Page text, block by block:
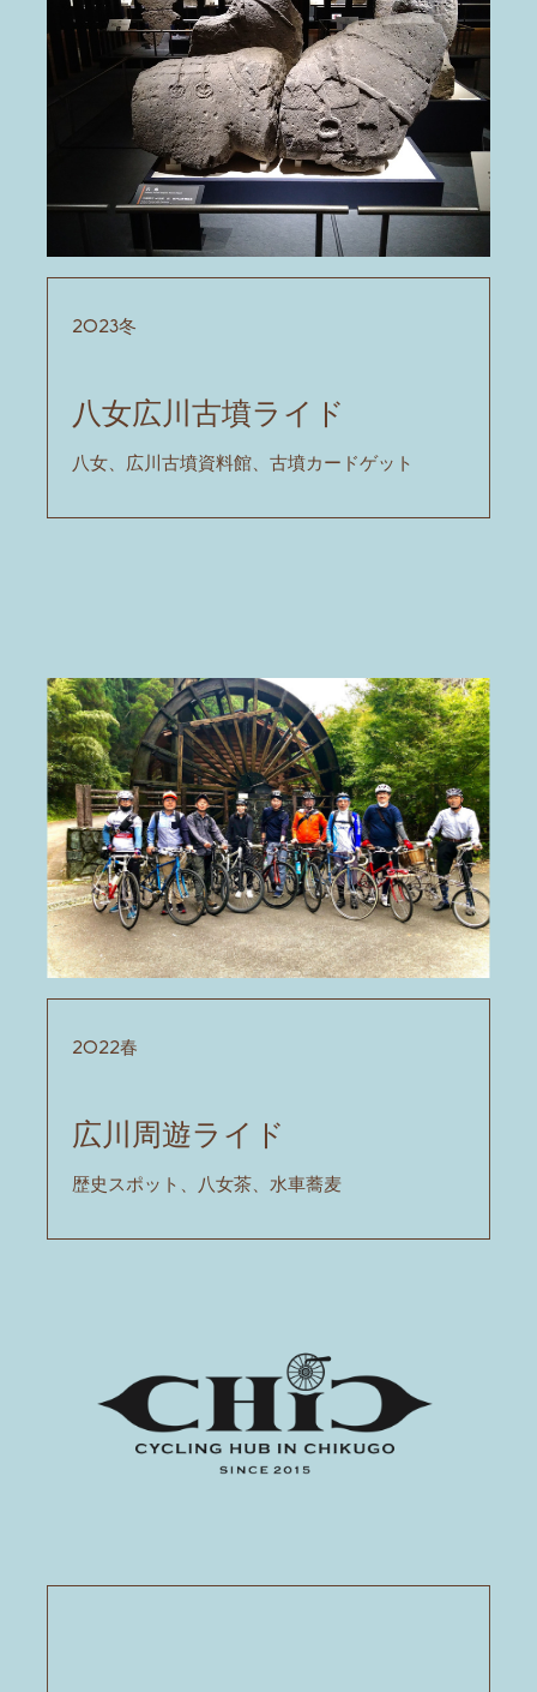
2023冬
八女広川古墳ライド
八女、広川古墳資料館、古墳カードゲット
2022春
広川周遊ライド
歴史スポット、八女茶、水車蕎麦